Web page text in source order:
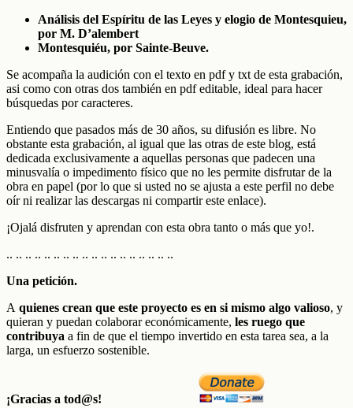
Análisis del Espíritu de las Leyes y elogio de Montesquieu,
por M. D’alembert
Montesquiéu, por Sainte-Beuve.
Se acompaña la audición con el texto en pdf y txt de esta grabación,
asi como con otras dos también en pdf editable, ideal para hacer
búsquedas por caracteres.
Entiendo que pasados más de 30 años, su difusión es libre. No
obstante esta grabación, al igual que las otras de este blog, está
dedicada exclusivamente a aquellas personas que padecen una
minusvalía o impedimento físico que no les permite disfrutar de la
obra en papel (por lo que si usted no se ajusta a este perfil no debe
oír ni realizar las descargas ni compartir este enlace).
¡Ojalá disfruten y aprendan con esta obra tanto o más que yo!.
.. .. .. .. .. .. .. .. .. .. .. .. .. .. .. .. .. ..
Una petición.
A quienes crean que este proyecto es en si mismo algo valioso, y
quieran y puedan colaborar económicamente, les ruego que
contribuya a fin de que el tiempo invertido en esta tarea sea, a la
larga, un esfuerzo sostenible.
¡Gracias a tod@s!